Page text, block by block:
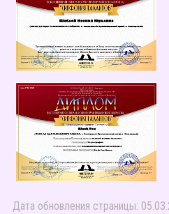
Дата обновления страницы: